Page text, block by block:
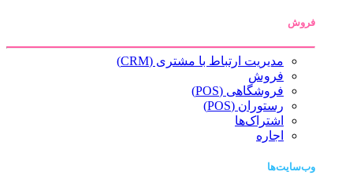
فروش
مدیریت ارتباط با مشتری (CRM)
فروش
فروشگاهی (POS)
رستوران (POS)
اشتراک‌ها
اجاره
وب‌سایت‌ها